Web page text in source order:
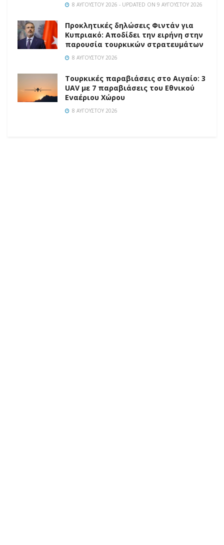
8 ΑΥΓΟΎΣΤΟΥ 2026 - UPDATED ON 9 ΑΥΓΟΎΣΤΟΥ 2026
Προκλητικές δηλώσεις Φιντάν για
Κυπριακό: Αποδίδει την ειρήνη στην
παρουσία τουρκικών στρατευμάτων
8 ΑΥΓΟΎΣΤΟΥ 2026
Τουρκικές παραβιάσεις στο Αιγαίο: 3
UAV με 7 παραβιάσεις του Εθνικού
Εναέριου Χώρου
8 ΑΥΓΟΎΣΤΟΥ 2026